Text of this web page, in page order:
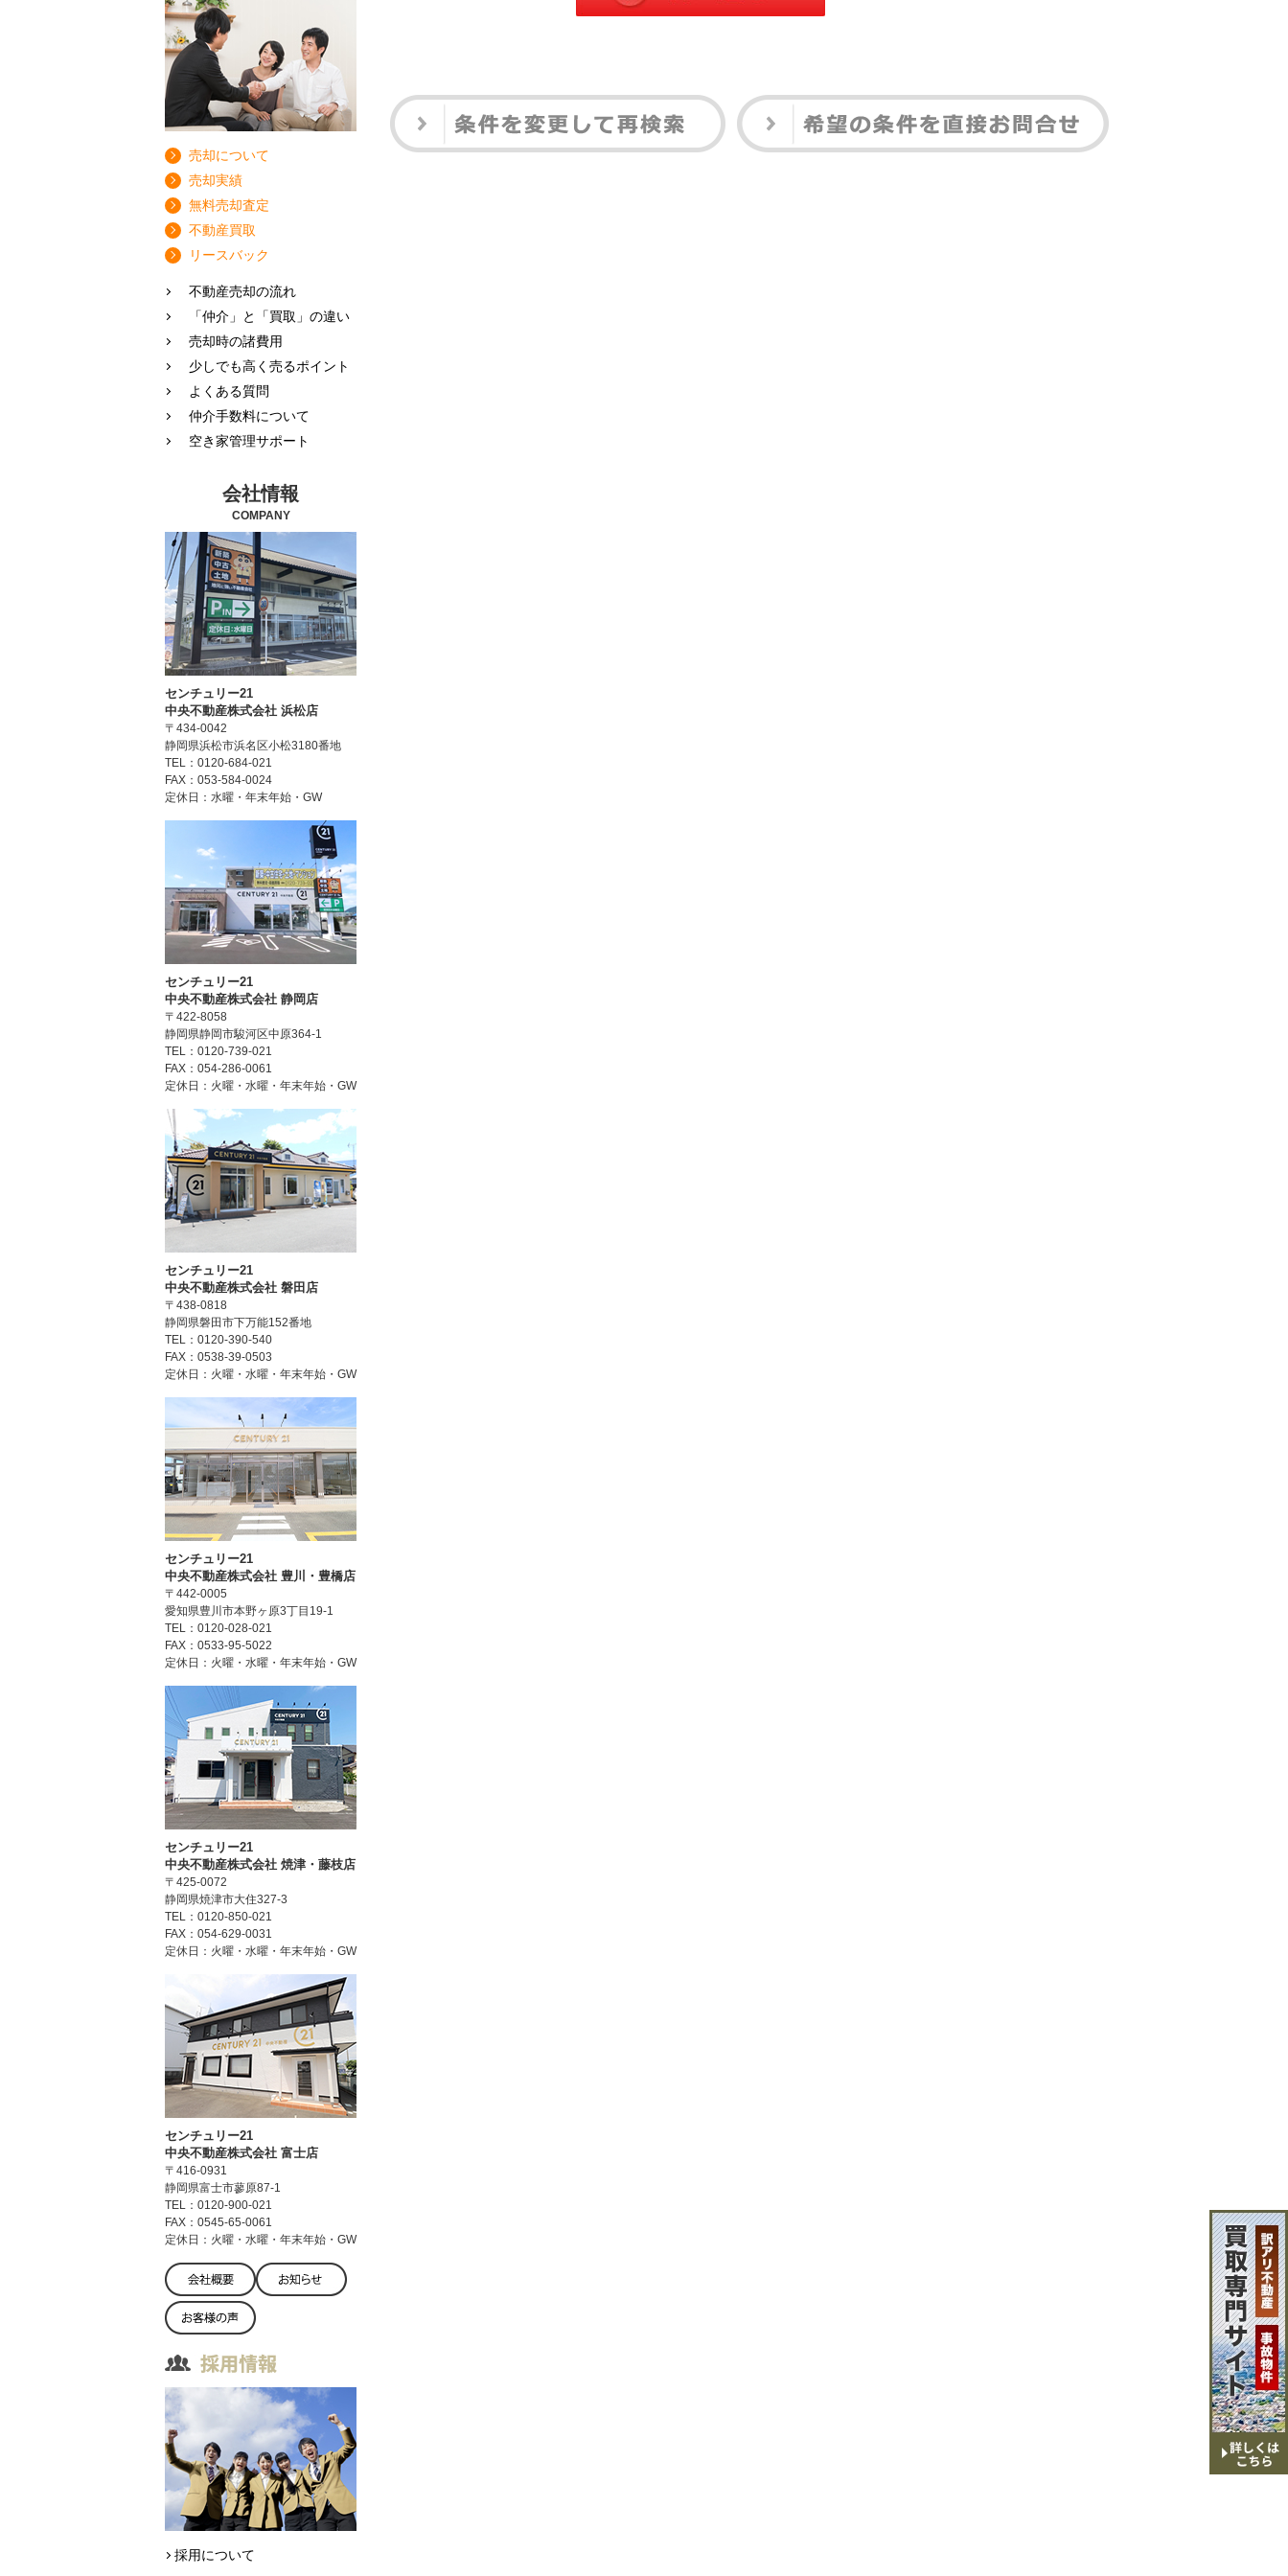
売却について
売却実績
無料売却査定
不動産買取
リースバック
不動産売却の流れ
「仲介」と「買取」の違い
売却時の諸費用
少しでも高く売るポイント
よくある質問
仲介手数料について
空き家管理サポート
会社情報
COMPANY
センチュリー21
中央不動産株式会社 浜松店
〒434-0042
静岡県浜松市浜名区小松3180番地
TEL：0120-684-021
FAX：053-584-0024
定休日：水曜・年末年始・GW
センチュリー21
中央不動産株式会社 静岡店
〒422-8058
静岡県静岡市駿河区中原364-1
TEL：0120-739-021
FAX：054-286-0061
定休日：火曜・水曜・年末年始・GW
センチュリー21
中央不動産株式会社 磐田店
〒438-0818
静岡県磐田市下万能152番地
TEL：0120-390-540
FAX：0538-39-0503
定休日：火曜・水曜・年末年始・GW
センチュリー21
中央不動産株式会社 豊川・豊橋店
〒442-0005
愛知県豊川市本野ヶ原3丁目19-1
TEL：0120-028-021
FAX：0533-95-5022
定休日：火曜・水曜・年末年始・GW
センチュリー21
中央不動産株式会社 焼津・藤枝店
〒425-0072
静岡県焼津市大住327-3
TEL：0120-850-021
FAX：054-629-0031
定休日：火曜・水曜・年末年始・GW
センチュリー21
中央不動産株式会社 富士店
〒416-0931
静岡県富士市蓼原87-1
TEL：0120-900-021
FAX：0545-65-0061
定休日：火曜・水曜・年末年始・GW
採用について